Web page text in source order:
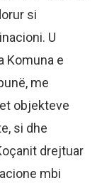
si
U
Komuna e
me
objekteve
si dhe
drejtuar
mbi